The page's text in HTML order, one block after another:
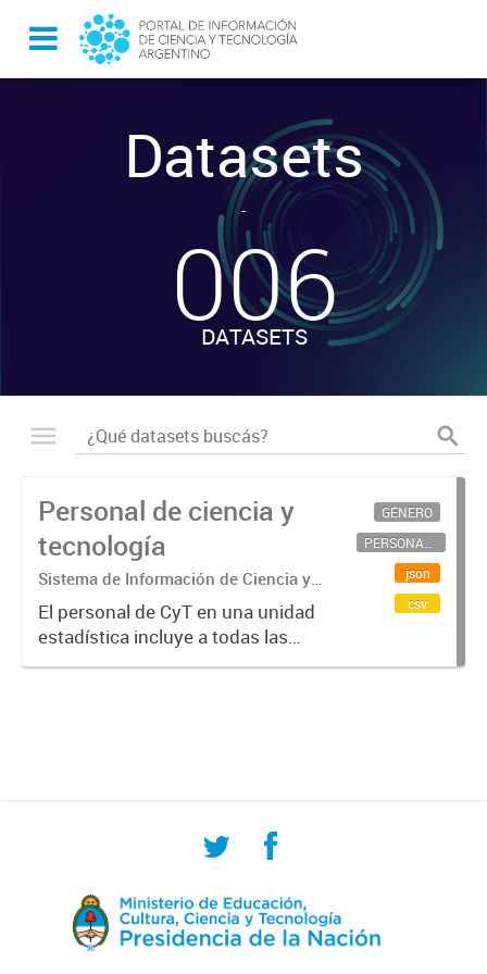
Datasets
-
006
DATASETS
Personal de ciencia y
tecnología
Sistema de Información de Ciencia y
Tecnología Argentino (SICYTAR)
El personal de CyT en una unidad
estadística incluye a todas las
personas involucradas
GÉNERO
PERSONAL CIENTÍFICO-TECNOLÓGICO
json
csv